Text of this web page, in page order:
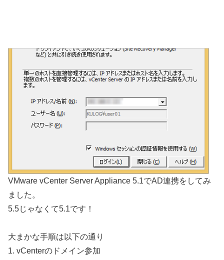
VMware vCenter Server Appliance 5.1でAD連携をしてみ
ました。
5.5じゃなくて5.1です！
大まかな手順は以下の通り
1. vCenterのドメイン参加